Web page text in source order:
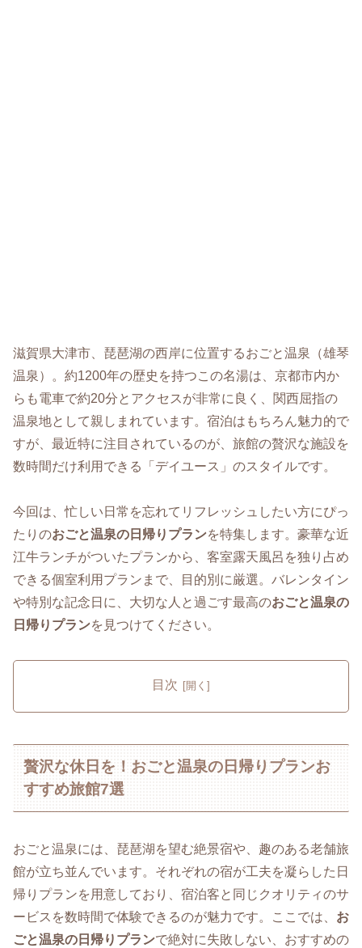
滋賀県大津市、琵琶湖の西岸に位置するおごと温泉（雄琴
温泉）。約1200年の歴史を持つこの名湯は、京都市内か
らも電車で約20分とアクセスが非常に良く、関西屈指の
温泉地として親しまれています。宿泊はもちろん魅力的で
すが、最近特に注目されているのが、旅館の贅沢な施設を
数時間だけ利用できる「デイユース」のスタイルです。
今回は、忙しい日常を忘れてリフレッシュしたい方にぴっ
たりのおごと温泉の日帰りプランを特集します。豪華な近
江牛ランチがついたプランから、客室露天風呂を独り占め
できる個室利用プランまで、目的別に厳選。バレンタイン
や特別な記念日に、大切な人と過ごす最高のおごと温泉の
日帰りプランを見つけてください。
目次
贅沢な休日を！おごと温泉の日帰りプランお
すすめ旅館7選
おごと温泉には、琵琶湖を望む絶景宿や、趣のある老舗旅
館が立ち並んでいます。それぞれの宿が工夫を凝らした日
帰りプランを用意しており、宿泊客と同じクオリティのサ
ービスを数時間で体験できるのが魅力です。ここでは、 お
ごと温泉の日帰りプランで絶対に失敗しない、おすすめの